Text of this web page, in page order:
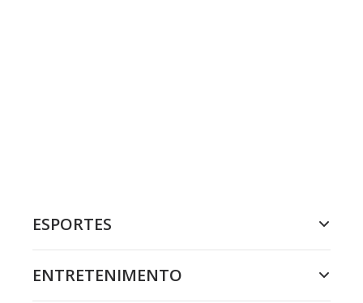
ESPORTES
ENTRETENIMENTO